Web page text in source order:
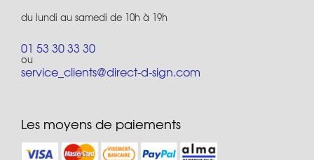
du lundi au samedi de 10h à 19h
01 53 30 33 30
ou
service_clients@direct-d-sign.com
Les moyens de paiements